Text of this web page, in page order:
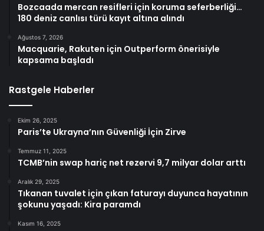
Bozcaada mercan resifleri için koruma seferberliği…
180 deniz canlısı türü kayıt altına alındı
Ağustos 7, 2026
Macquarie, Rakuten için Outperform önerisiyle
kapsama başladı
Rastgele Haberler
Ekim 26, 2025
Paris’te Ukrayna’nın Güvenliği İçin Zirve
Temmuz 11, 2025
TCMB’nin swap hariç net rezervi 9,7 milyar dolar arttı
Aralık 29, 2025
Tıkanan tuvalet için çıkan faturayı duyunca hayatının
şokunu yaşadı: Kira paramdı
Kasım 16, 2025